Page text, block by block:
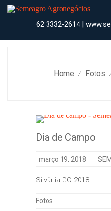
Skip
62 3332-2614 |
Home ⁄ Fotos
Dia de Campo
março 19, 2018
Silvânia-GO 2018
Categories
Fotos